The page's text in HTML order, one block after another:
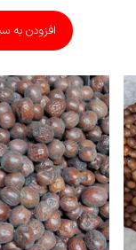
افزودن به